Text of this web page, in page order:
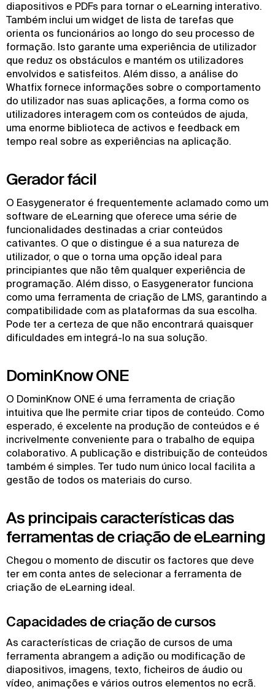
diapositivos e PDFs para tornar o eLearning interativo.
Também inclui um widget de lista de tarefas que
orienta os funcionários ao longo do seu processo de
formação. Isto garante uma experiência de utilizador
que reduz os obstáculos e mantém os utilizadores
envolvidos e satisfeitos. Além disso, a análise do
Whatfix fornece informações sobre o comportamento
do utilizador nas suas aplicações, a forma como os
utilizadores interagem com os conteúdos de ajuda,
uma enorme biblioteca de activos e feedback em
tempo real sobre as experiências na aplicação.
Gerador fácil
O Easygenerator é frequentemente aclamado como um
software de eLearning que oferece uma série de
funcionalidades destinadas a criar conteúdos
cativantes. O que o distingue é a sua natureza de
utilizador, o que o torna uma opção ideal para
principiantes que não têm qualquer experiência de
programação. Além disso, o Easygenerator funciona
como uma ferramenta de criação de LMS, garantindo a
compatibilidade com as plataformas da sua escolha.
Pode ter a certeza de que não encontrará quaisquer
dificuldades em integrá-lo na sua solução.
DominKnow ONE
O DominKnow ONE é uma ferramenta de criação
intuitiva que lhe permite criar tipos de conteúdo. Como
esperado, é excelente na produção de conteúdos e é
incrivelmente conveniente para o trabalho de equipa
colaborativo. A publicação e distribuição de conteúdos
também é simples. Ter tudo num único local facilita a
gestão de todos os materiais do curso.
As principais características das
ferramentas de criação de eLearning
Chegou o momento de discutir os factores que deve
ter em conta antes de selecionar a ferramenta de
criação de eLearning ideal.
Capacidades de criação de cursos
As características de criação de cursos de uma
ferramenta abrangem a adição ou modificação de
diapositivos, imagens, texto, ficheiros de áudio ou
vídeo, animações e vários outros elementos no ecrã.